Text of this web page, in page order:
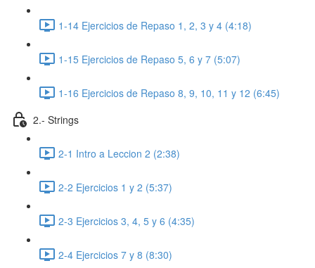
1-14 Ejercicios de Repaso 1, 2, 3 y 4 (4:18)
1-15 Ejercicios de Repaso 5, 6 y 7 (5:07)
1-16 Ejercicios de Repaso 8, 9, 10, 11 y 12 (6:45)
2.- Strings
2-1 Intro a Leccion 2 (2:38)
2-2 Ejercicios 1 y 2 (5:37)
2-3 Ejercicios 3, 4, 5 y 6 (4:35)
2-4 Ejercicios 7 y 8 (8:30)